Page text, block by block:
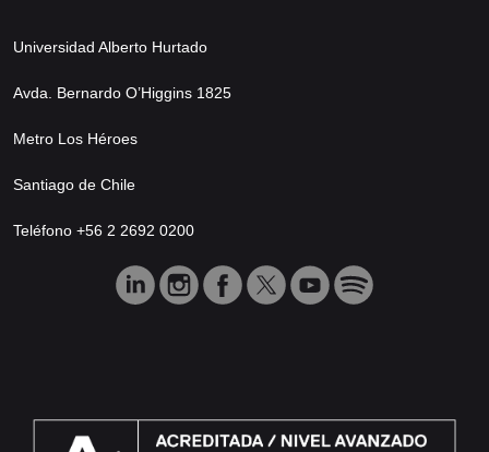
Universidad Alberto Hurtado
Avda. Bernardo O’Higgins 1825
Metro Los Héroes
Santiago de Chile
Teléfono +56 2 2692 0200